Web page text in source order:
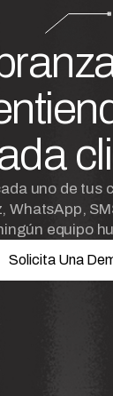
uno de tus
WhatsApp,
equipo
Solicita Una